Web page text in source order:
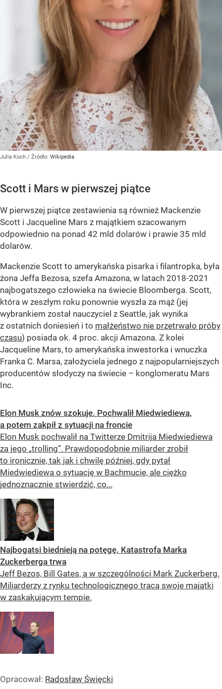
Julia Koch / Źródło: Wikipedia
Scott i Mars w pierwszej piątce
W pierwszej piątce zestawienia są również Mackenzie
Scott i Jacqueline Mars z majątkiem szacowanym
odpowiednio na ponad 42 mld dolarów i prawie 35 mld
dolarów.
Mackenzie Scott to amerykańska pisarka i filantropka, była
żona Jeffa Bezosa, szefa Amazona, w latach 2018-2021
najbogatszego człowieka na świecie Bloomberga. Scott,
która w zeszłym roku ponownie wyszła za mąż (jej
wybrankiem został nauczyciel z Seattle, jak wynika
z ostatnich doniesień i to małżeństwo nie przetrwało próby
czasu) posiada ok. 4 proc. akcji Amazona. Z kolei
Jacqueline Mars, to amerykańska inwestorka i wnuczka
Franka C. Marsa, założyciela jednego z najpopularniejszych
producentów słodyczy na świecie – konglomeratu Mars
Inc.
Elon Musk znów szokuje. Pochwalił Miedwiediewa,
a potem zakpił z sytuacji na froncie
Elon Musk pochwalił na Twitterze Dmitrija Miedwiediewa
za jego „trolling”. Prawdopodobnie miliarder zrobił
to ironicznie, tak jak i chwilę później, gdy pytał
Miedwiediewa o sytuację w Bachmucie, ale ciężko
jednoznacznie stwierdzić, co...
Najbogatsi biednieją na potęgę. Katastrofa Marka
Zuckerberga trwa
Jeff Bezos, Bill Gates, a w szczególności Mark Zuckerberg.
Miliarderzy z rynku technologicznego tracą swoje majątki
w zaskakującym tempie.
Opracował: Radosław Święcki